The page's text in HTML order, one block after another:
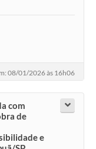
08/01/2026 às 16h06
com
de
e